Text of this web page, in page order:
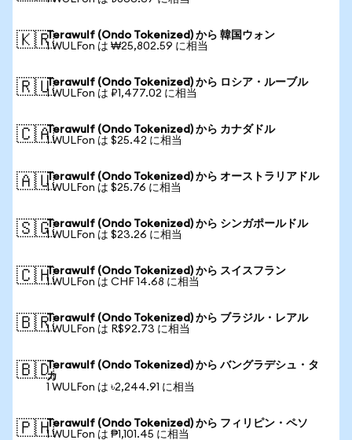
🇰🇷Terawulf (Ondo Tokenized) から 韓国ウォン
1 WULFon は ₩25,802.59 に相当
🇷🇺Terawulf (Ondo Tokenized) から ロシア・ルーブル
1 WULFon は ₽1,477.02 に相当
🇨🇦Terawulf (Ondo Tokenized) から カナダドル
1 WULFon は $25.42 に相当
🇦🇺Terawulf (Ondo Tokenized) から オーストラリアドル
1 WULFon は $25.76 に相当
🇸🇬Terawulf (Ondo Tokenized) から シンガポールドル
1 WULFon は $23.26 に相当
🇨🇭Terawulf (Ondo Tokenized) から スイスフラン
1 WULFon は CHF 14.68 に相当
🇧🇷Terawulf (Ondo Tokenized) から ブラジル・レアル
1 WULFon は R$92.73 に相当
🇧🇩Terawulf (Ondo Tokenized) から バングラデシュ・タ
カ
1 WULFon は ৳2,244.91 に相当
🇵🇭Terawulf (Ondo Tokenized) から フィリピン・ペソ
1 WULFon は ₱1,101.45 に相当